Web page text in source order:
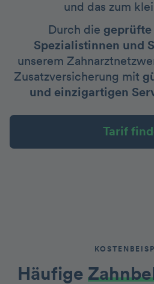
und das zum
Durch die
Spezialistinnen und
unserem
Zusatzversicherung mit
und einzigartigen
Tarif
Häufige